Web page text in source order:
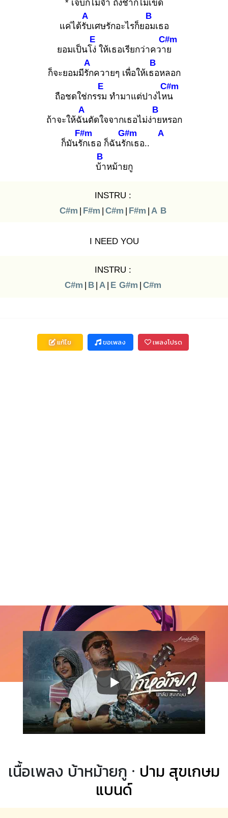
* เจ็บก็ไม่จำ ถึงช้ำก็ไม่เข็ด
แค่ได้รับ
A
เศษรักอะไรก็ยอม
B
เธอ
ยอมเป็นโง่
E
ให้เธอเรียกว่าควาย
C#m
ก็จะยอมมีรัก
A
ควายๆ เพื่อให้เธอ
B
หลอก
ถือชดใช่กรรม
E
ทำมาแต่ปางไหน
C#m
ถ้าจะให้ฉัน
A
ตัดใจจากเธอไม่ง่าย
B
หรอก
ก็มันรัก
F#m
เธอ ก็ฉันรัก
G#m
เธอ..
A
บ้า
B
หม้ายกู
INSTRU :
C#m | F#m | C#m | F#m | A B
I NEED YOU
INSTRU :
C#m | B | A | E G#m | C#m
แก้ไข ขอเพลง เพลงโปรด
เนื้อเพลง บ้าหม้ายกู · ปาม สุขเกษม
แบนด์